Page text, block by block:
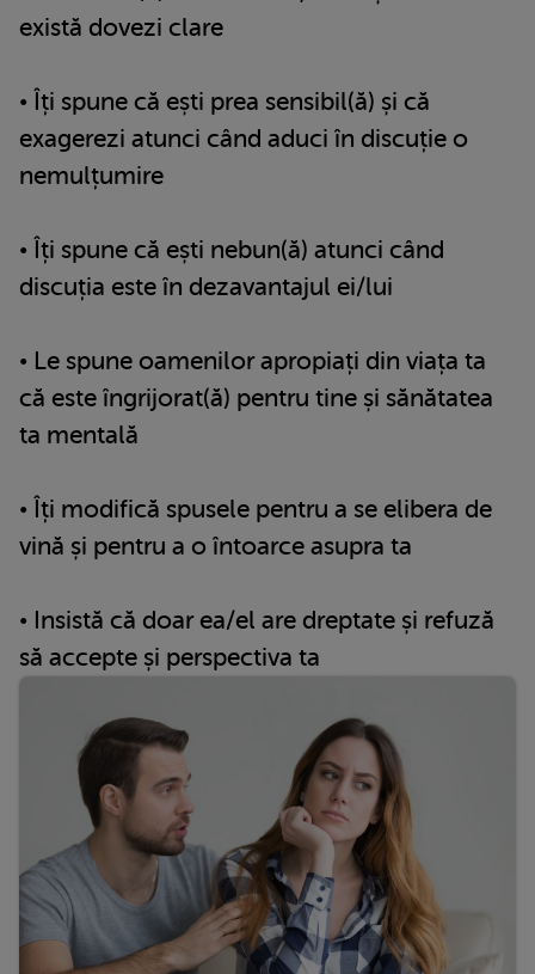
există dovezi clare
• Îți spune că ești prea sensibil(ă) și că
exagerezi atunci când aduci în discuție o
nemulțumire
• Îți spune că ești nebun(ă) atunci când
discuția este în dezavantajul ei/lui
• Le spune oamenilor apropiați din viața ta
că este îngrijorat(ă) pentru tine și sănătatea
ta mentală
• Îți modifică spusele pentru a se elibera de
vină și pentru a o întoarce asupra ta
• Insistă că doar ea/el are dreptate și refuză
să accepte și perspectiva ta